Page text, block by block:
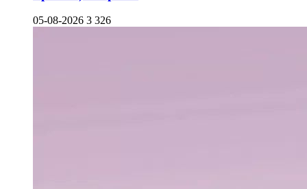
05-08-2026 3 326